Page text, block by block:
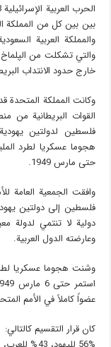
بين بين كل من المملكة
والمملكة العربية
والتي تشكلت من الپلماخ
خارج حدود الانتداب
وكانت المملكة المتحدة
القوات البريطانية من
فلسطين لدولتين
حتى مارس 1949.
فلسطين إلى دولتين
دولية لا تنتمي لدولة
وعارضته الدول العربية.
عضواً كاملاً في الأمم
كان قرار التقسيم كالتالي: